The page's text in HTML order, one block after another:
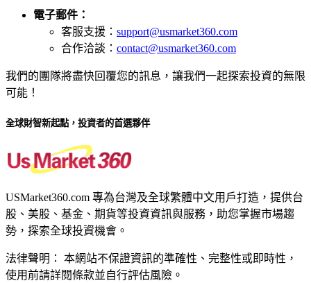
電子郵件：
客服支援： support@usmarket360.com
合作洽談： contact@usmarket360.com
我們的團隊將盡快回覆您的訊息，讓我們一起探索投資的無限
可能！
全球財智新起點，投資者的首選夥伴
USMarket360.com 專為台灣及全球繁體中文用戶打造，提供台
股、美股、基金、期貨等投資資訊與服務，助您掌握市場趨
勢，探索全球投資機會。
法律聲明： 本網站不保證資訊的準確性、完整性或即時性，
使用前請詳閱條款並自行評估風險。